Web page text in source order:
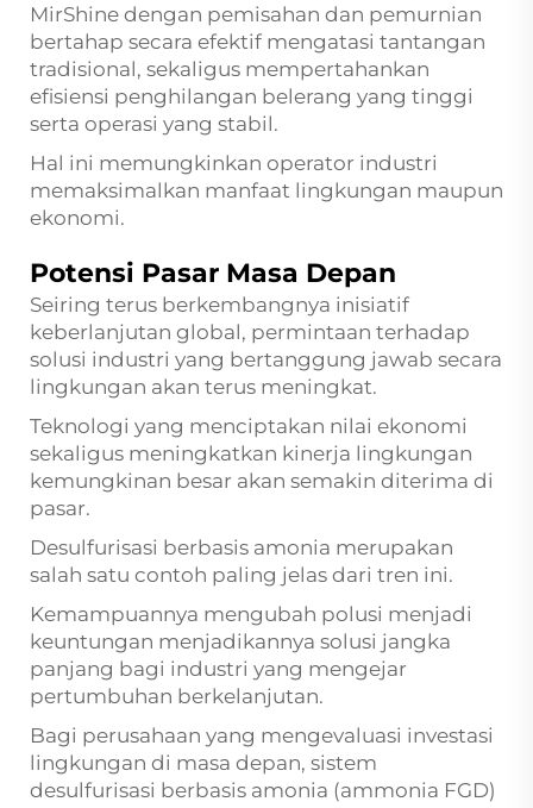
MirShine dengan pemisahan dan pemurnian
bertahap secara efektif mengatasi tantangan
tradisional, sekaligus mempertahankan
efisiensi penghilangan belerang yang tinggi
serta operasi yang stabil.
Hal ini memungkinkan operator industri
memaksimalkan manfaat lingkungan maupun
ekonomi.
Potensi Pasar Masa Depan
Seiring terus berkembangnya inisiatif
keberlanjutan global, permintaan terhadap
solusi industri yang bertanggung jawab secara
lingkungan akan terus meningkat.
Teknologi yang menciptakan nilai ekonomi
sekaligus meningkatkan kinerja lingkungan
kemungkinan besar akan semakin diterima di
pasar.
Desulfurisasi berbasis amonia merupakan
salah satu contoh paling jelas dari tren ini.
Kemampuannya mengubah polusi menjadi
keuntungan menjadikannya solusi jangka
panjang bagi industri yang mengejar
pertumbuhan berkelanjutan.
Bagi perusahaan yang mengevaluasi investasi
lingkungan di masa depan, sistem
desulfurisasi berbasis amonia (ammonia FGD)